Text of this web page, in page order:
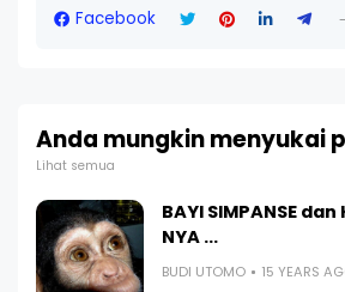
Facebook
Anda mungkin menyukai
Lihat semua
BAYI SIMPANSE dan
NYA ...
BUDI UTOMO 15 YEARS